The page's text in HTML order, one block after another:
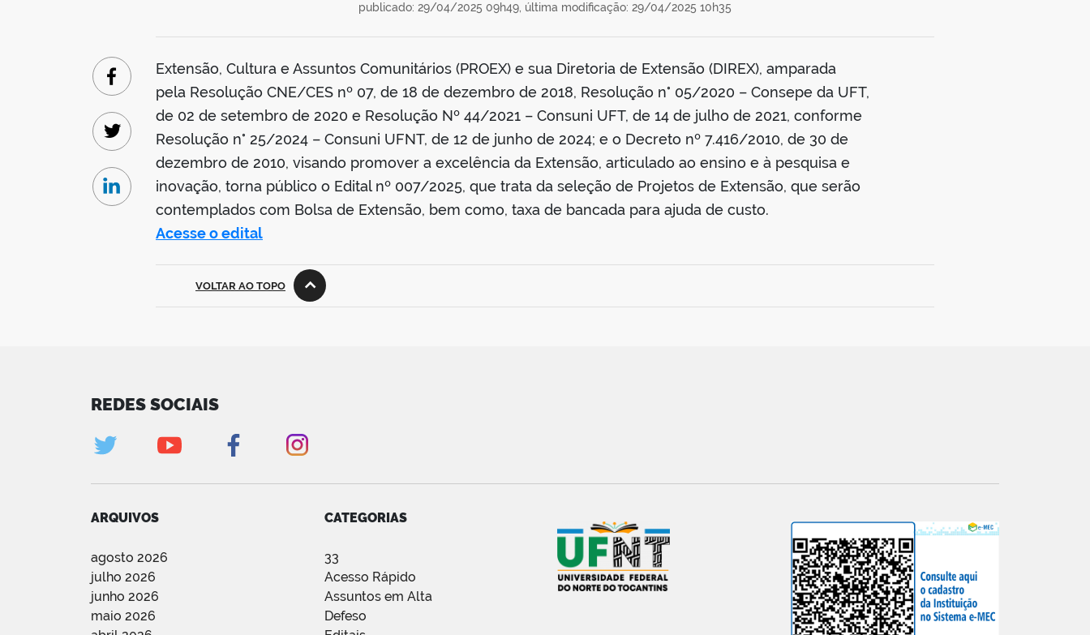
publicado: 29/04/2025 09h49, última modificação: 29/04/2025 10h35
Extensão, Cultura e Assuntos Comunitários (PROEX) e sua Diretoria de Extensão (DIREX), amparada
pela Resolução CNE/CES nº 07, de 18 de dezembro de 2018, Resolução n° 05/2020 – Consepe da UFT,
de 02 de setembro de 2020 e Resolução Nº 44/2021 – Consuni UFT, de 14 de julho de 2021, conforme
Resolução n° 25/2024 – Consuni UFNT, de 12 de junho de 2024; e o Decreto nº 7.416/2010, de 30 de
dezembro de 2010, visando promover a excelência da Extensão, articulado ao ensino e à pesquisa e
inovação, torna público o Edital nº 007/2025, que trata da seleção de Projetos de Extensão, que serão
contemplados com Bolsa de Extensão, bem como, taxa de bancada para ajuda de custo.
Acesse o edital
Facebook
Twitter
Linkedin
VOLTAR AO TOPO
REDES SOCIAIS
ARQUIVOS
agosto 2026
julho 2026
junho 2026
maio 2026
CATEGORIAS
33
Acesso Rápido
Assuntos em Alta
Defeso